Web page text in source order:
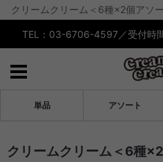
TEL：03-6706-4597／受付時
単品 アソート
クリームクリーム＜6種